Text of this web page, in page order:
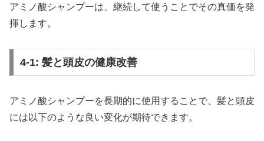
アミノ酸シャンプーは、継続して使うことでその真価を発
揮します。
4-1: 髪と頭皮の健康改善
アミノ酸シャンプーを長期的に使用することで、髪と頭皮
には以下のような良い変化が期待できます。